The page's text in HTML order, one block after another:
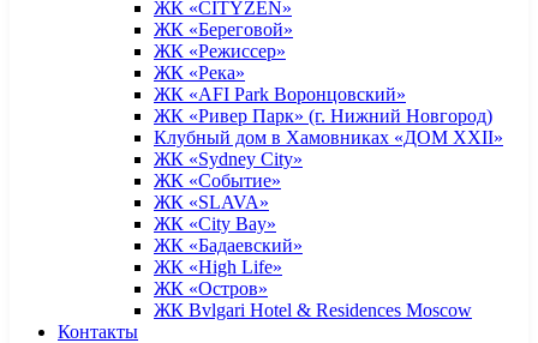
ЖК «CITYZEN»
ЖК «Береговой»
ЖК «Режиссер»
ЖК «Река»
ЖК «AFI Park Воронцовский»
ЖК «Ривер Парк» (г. Нижний Новгород)
Клубный дом в Хамовниках «ДОМ XXII»
ЖК «Sydney City»
ЖК «Событие»
ЖК «SLAVA»
ЖК «City Bay»
ЖК «Бадаевский»
ЖК «High Life»
ЖК «Остров»
ЖК Bvlgari Hotel & Residences Moscow
Контакты